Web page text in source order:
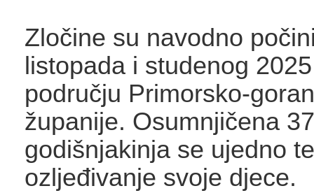
Zločine su navodno
listopada i studenog
području Primorsko-
županije. Osumnjičena
godišnjakinja se ujedno
ozljeđivanje svoje djece.